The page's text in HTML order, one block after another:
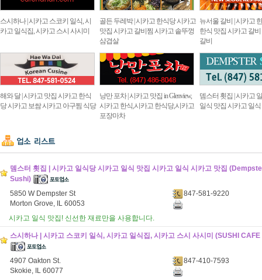
스시하나 | 시카고 스코키 일식, 시
카고 일식집, 시카고 스시 사시미
골든 두레박 | 시카고 한식당 시카고
맛집 시카고 갈비찜 시카고 솥뚜껑
삼겹살
뉴서울 갈비 | 시카고
한식 맛집 시카고 갈
갈비
해와 달 | 시카고 맛집 시카고 한식
당 시카고 보쌈 시카고 아구찜 식당
낭만 포차 | 시카고 맛집 in Glenview,
시카고 한식,시카고 한식당,시카고
포장마차
뎀스터 횟집 | 시카고
일식 맛집 시카고 일
뎀스터 횟집 | 시카고 일식당 시카고 일식 맛집 시카고 일식 시카고 맛집
Sushi)
5850 W Dempster St
Morton Grove, IL 60053
847-581-9220
시카고 일식 맛집! 신선한 재료만을 사용합니다.
스시하나 | 시카고 스코키 일식, 시카고 일식집, 시카고 스시 사시미 (SUSHI
4907 Oakton St.
Skokie, IL 60077
847-410-7593